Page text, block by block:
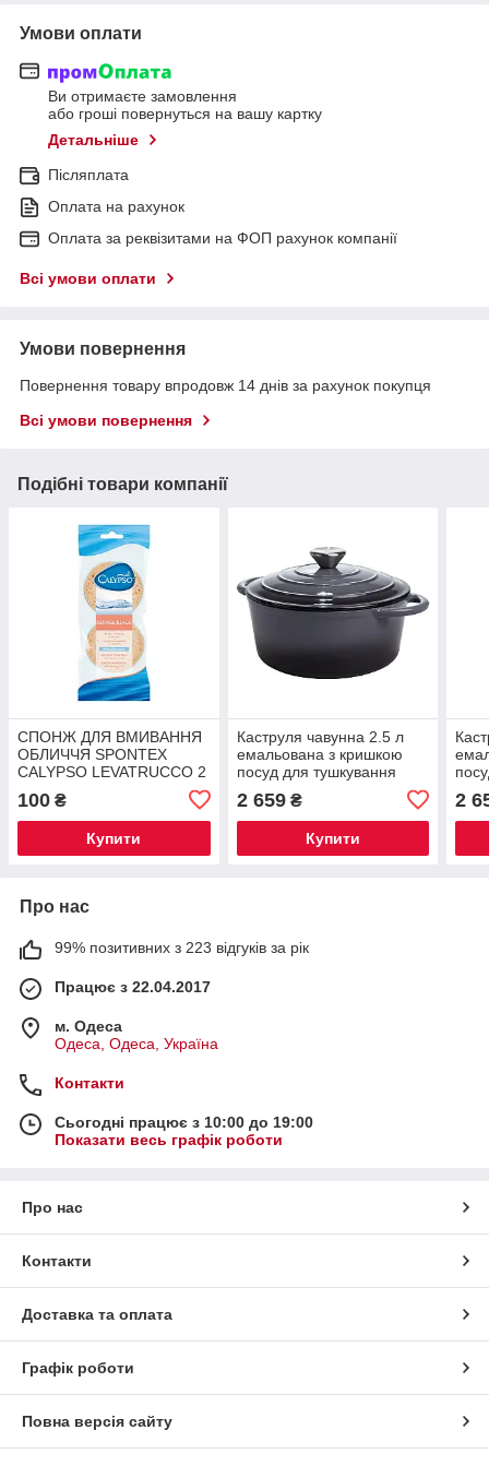
Умови оплати
Ви отримаєте замовлення
або гроші повернуться на вашу картку
Детальніше
Післяплата
Оплата на рахунок
Оплата за реквізитами на ФОП рахунок компанії
Всі умови оплати
Умови повернення
Повернення товару впродовж 14 днів за рахунок покупця
Всі умови повернення
Подібні товари компанії
СПОНЖ ДЛЯ ВМИВАННЯ
ОБЛИЧЧЯ SPONTEX
CALYPSO LEVATRUCCO 2
100 ₴
Купити
Каструля чавунна 2.5 л
емальована з кришкою
посуд для тушкування
кухонна Сіра HP-1-14-
GREY
2 659₴
Купити
2
Про нас
99% позитивних з 223 відгуків за рік
Працює з 22.04.2017
м. Одеса
Одеса, Одеса, Україна
Контакти
Сьогодні працює з 10:00 до 19:00
Показати весь графік роботи
Про нас
Контакти
Доставка та оплата
Графік роботи
Повна версія сайту